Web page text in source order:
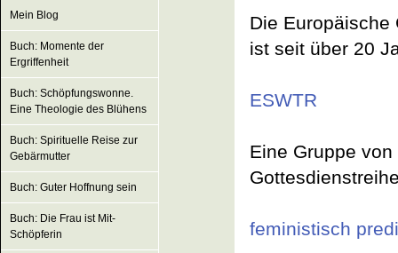
Mein Blog
Buch: Momente der
Ergriffenheit
Buch: Schöpfungswonne.
Eine Theologie des Blühens
Buch: Spirituelle Reise zur
Gebärmutter
Buch: Guter Hoffnung sein
Buch: Die Frau ist Mit-
Schöpferin
Die Europäische
ist seit über 20
ESWTR
Eine Gruppe
feministisch